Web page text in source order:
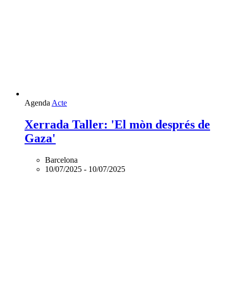
AgendaActe
Xerrada Taller: 'El mòn després de
Gaza'
Barcelona
10/07/2025 - 10/07/2025